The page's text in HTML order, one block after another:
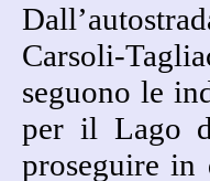
Carsoli-
seguono le
per il Lago
proseguire